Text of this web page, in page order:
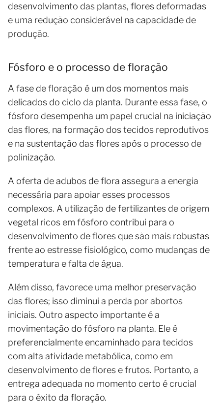
desenvolvimento das plantas, flores deformadas
e uma redução considerável na capacidade de
produção.
Fósforo e o processo de floração
A fase de floração é um dos momentos mais
delicados do ciclo da planta. Durante essa fase, o
fósforo desempenha um papel crucial na iniciação
das flores, na formação dos tecidos reprodutivos
e na sustentação das flores após o processo de
polinização.
A oferta de adubos de flora assegura a energia
necessária para apoiar esses processos
complexos. A utilização de fertilizantes de origem
vegetal ricos em fósforo contribui para o
desenvolvimento de flores que são mais robustas
frente ao estresse fisiológico, como mudanças de
temperatura e falta de água.
Além disso, favorece uma melhor preservação
das flores; isso diminui a perda por abortos
iniciais. Outro aspecto importante é a
movimentação do fósforo na planta. Ele é
preferencialmente encaminhado para tecidos
com alta atividade metabólica, como em
desenvolvimento de flores e frutos. Portanto, a
entrega adequada no momento certo é crucial
para o êxito da floração.